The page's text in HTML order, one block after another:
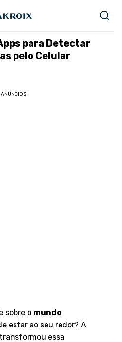
para Detectar
pelo Celular
ANÚNCIOS
sobre o mundo
estar ao seu redor? A
essa